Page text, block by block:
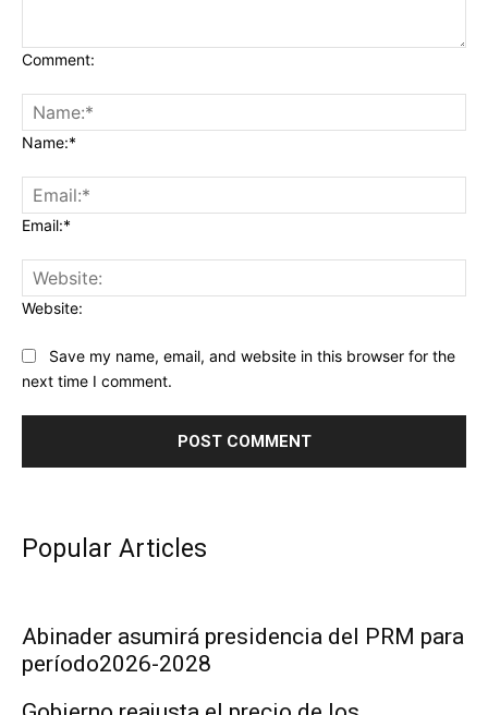
Comment:
Name:*
Email:*
Website:
Save my name, email, and website in this browser for the
next time I comment.
Popular Articles
Abinader asumirá presidencia del PRM para
período2026-2028